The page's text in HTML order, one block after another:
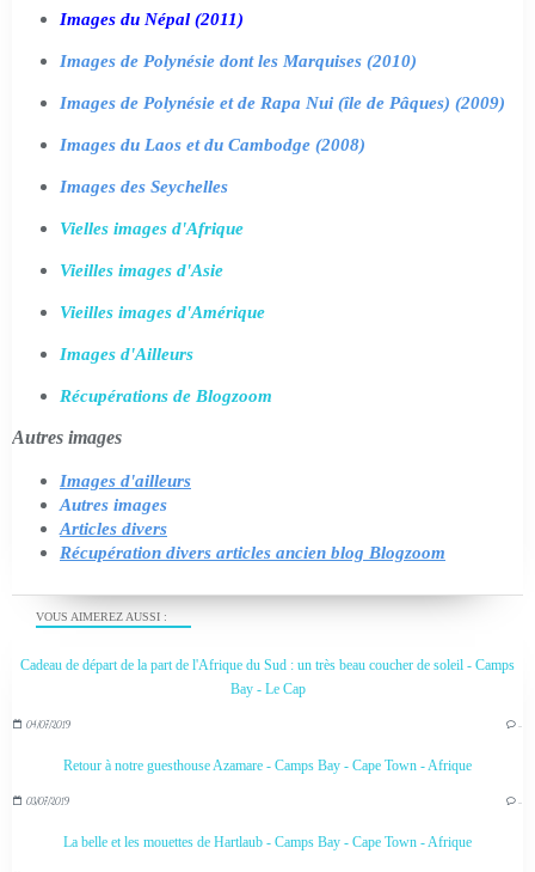
VOUS AIMEREZ AUSSI :
Cadeau de départ de la part de l'Afrique du Sud : un très beau coucher de soleil - Camps
Bay - Le Cap
04/07/2019 …
Retour à notre guesthouse Azamare - Camps Bay - Cape Town - Afrique
03/07/2019 …
La belle et les mouettes de Hartlaub - Camps Bay - Cape Town - Afrique
Images du Népal (2011)
Images de Polynésie dont les Marquises (2010)
Images de Polynésie et de Rapa Nui (île de Pâques) (2009)
Images du Laos et du Cambodge (2008)
Images des Seychelles
Vielles images d'Afrique
Vieilles images d'Asie
Vieilles images d'Amérique
Images d'Ailleurs
Récupérations de Blogzoom
Autres images
Images d'ailleurs
Autres images
Articles divers
Récupération divers articles ancien blog Blogzoom